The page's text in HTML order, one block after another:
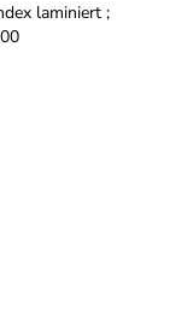
laminiert ;